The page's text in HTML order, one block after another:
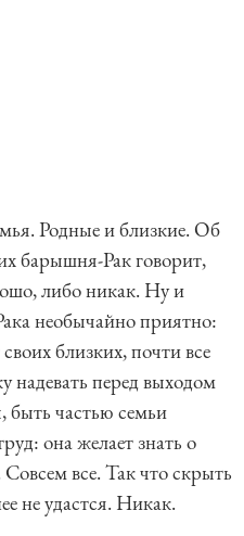
Родные и близкие. Об
барышня-Рак говорит,
либо никак. Ну и
необычайно приятно:
близких, почти все
надевать перед выходом
быть частью семьи
она желает знать о
все. Так что скрыть
не удастся. Никак.